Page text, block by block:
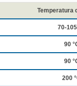
Temperatura
70-105
90
90
200